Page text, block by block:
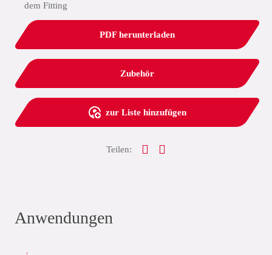
dem Fitting
PDF herunterladen
Zubehör
zur Liste hinzufügen
Teilen:
Anwendungen